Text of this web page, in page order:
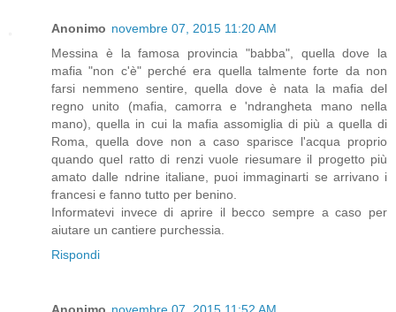
Anonimo novembre 07, 2015 11:20 AM
Messina è la famosa provincia "babba", quella dove la
mafia "non c'è" perché era quella talmente forte da non
farsi nemmeno sentire, quella dove è nata la mafia del
regno unito (mafia, camorra e 'ndrangheta mano nella
mano), quella in cui la mafia assomiglia di più a quella di
Roma, quella dove non a caso sparisce l'acqua proprio
quando quel ratto di renzi vuole riesumare il progetto più
amato dalle ndrine italiane, puoi immaginarti se arrivano i
francesi e fanno tutto per benino.
Informatevi invece di aprire il becco sempre a caso per
aiutare un cantiere purchessia.
Rispondi
Anonimo novembre 07, 2015 11:52 AM